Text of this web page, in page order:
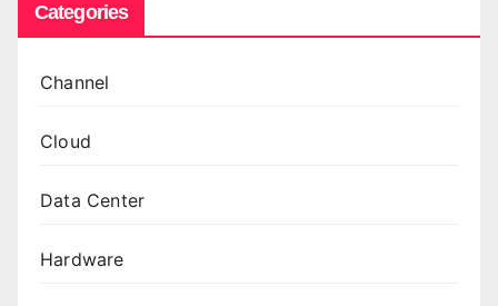
Categories
Channel
Cloud
Data Center
Hardware